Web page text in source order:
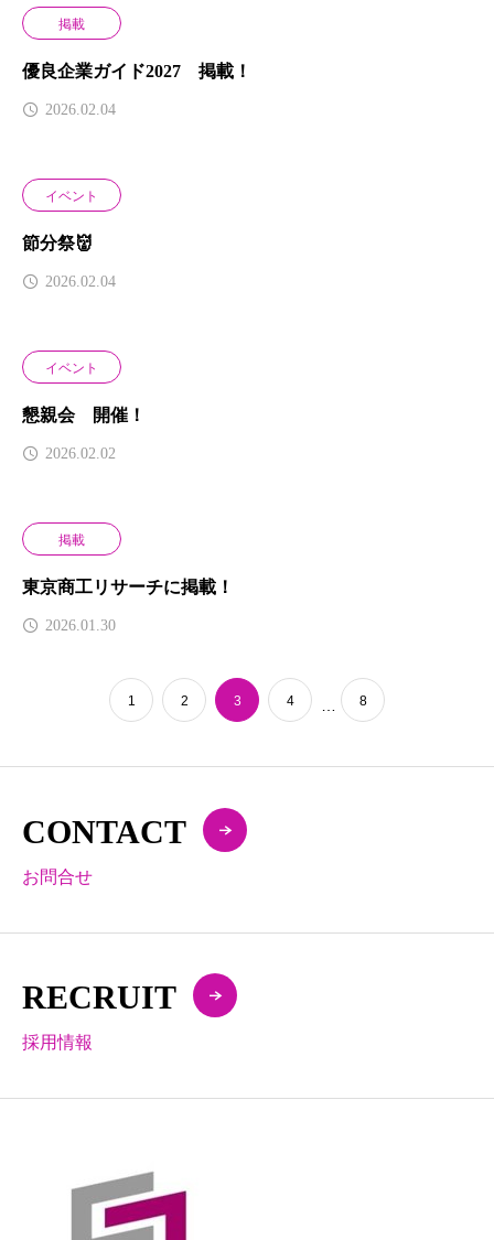
掲載
優良企業ガイド2027 掲載！
2026.02.04
イベント
節分祭👹
2026.02.04
イベント
懇親会 開催！
2026.02.02
掲載
東京商工リサーチに掲載！
2026.01.30
1 2 3 4 8
CONTACT
お問合せ
RECRUIT
採用情報